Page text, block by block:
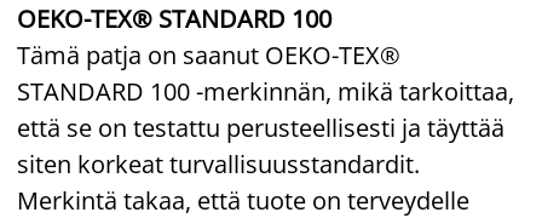
OEKO-TEX® STANDARD 100
Tämä patja on saanut OEKO-TEX®
STANDARD 100 -merkinnän, mikä tarkoittaa,
että se on testattu perusteellisesti ja täyttää
siten korkeat turvallisuusstandardit.
Merkintä takaa, että tuote on terveydelle